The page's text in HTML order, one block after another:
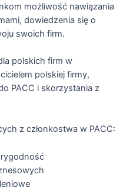
możliwość nawiązania
dowiedzenia się o
swoich firm.
polskich firm w
polskiej firmy,
PACC i skorzystania z
z członkostwa w PACC: